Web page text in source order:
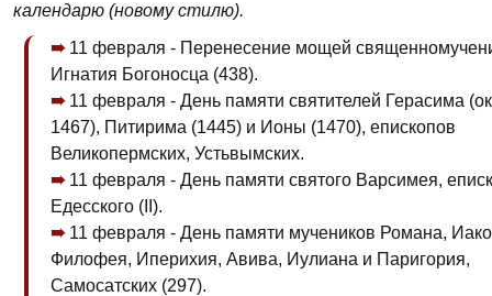
календарю (новому стилю).
11 февраля - Перенесение мощей
Игнатия Богоносца (438).
11 февраля - День памяти святителей Герасима
1467), Питирима (1445) и Ионы (1470), епископов
Великопермских, Устьвымских.
11 февраля - День памяти святого Варсимея,
Едесского (II).
11 февраля - День памяти мучеников Романа,
Филофея, Иперихия, Авива, Иулиана и Паригория,
Самосатских (297).